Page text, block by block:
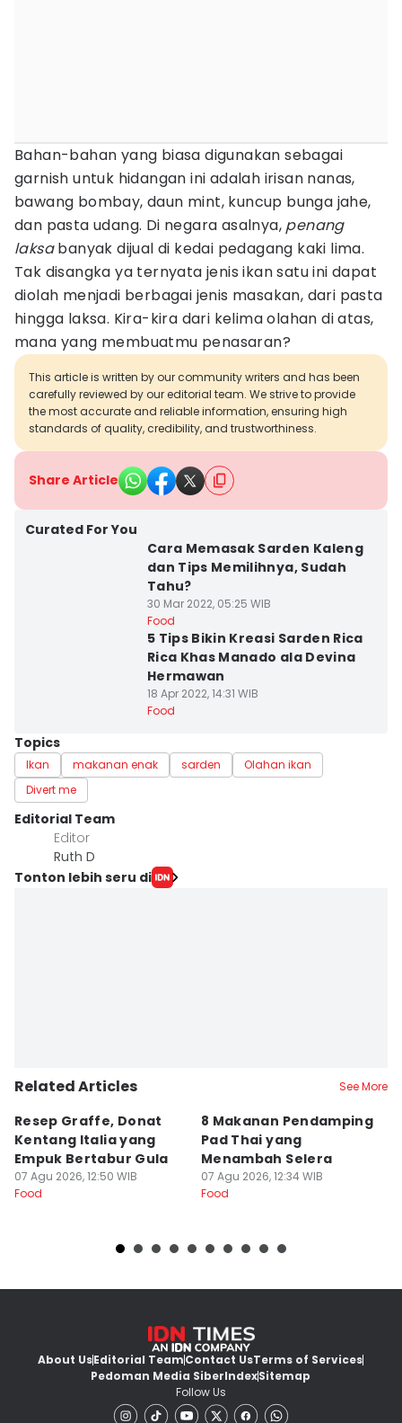
Bahan-bahan yang biasa digunakan sebagai
garnish untuk hidangan ini adalah irisan nanas,
bawang bombay, daun mint, kuncup bunga jahe,
dan pasta udang. Di negara asalnya, penang
laksabanyak dijual di kedai pedagang kaki lima.
Tak disangka ya ternyata jenis ikan satu ini dapat
diolah menjadi berbagai jenis masakan, dari pasta
hingga laksa. Kira-kira dari kelima olahan di atas,
mana yang membuatmu penasaran?
This article is written by our community writers and has been
carefully reviewed by our editorial team. We strive to provide
the most accurate and reliable information, ensuring high
standards of quality, credibility, and trustworthiness.
Share Article
Curated For You
Cara Memasak Sarden Kaleng
dan Tips Memilihnya, Sudah
Tahu?
30 Mar 2022, 05:25 WIB
Food
5 Tips Bikin Kreasi Sarden Rica
Rica Khas Manado ala Devina
Hermawan
18 Apr 2022, 14:31 WIB
Food
Topics
Ikan makanan enak sarden
Olahan ikan
Divert me
Editorial Team
Editor
Ruth D
Tonton lebih seru di
Related Articles See More
Resep Graffe, Donat
Kentang Italia yang
Empuk Bertabur Gula
07 Agu 2026, 12:50 WIB
Food
8 Makanan Pendamping
Pad Thai yang
Menambah Selera
07 Agu 2026, 12:34 WIB
Food
About UsEditorial TeamContact UsTerms of Services
Pedoman Media SiberIndexSitemap
Follow Us